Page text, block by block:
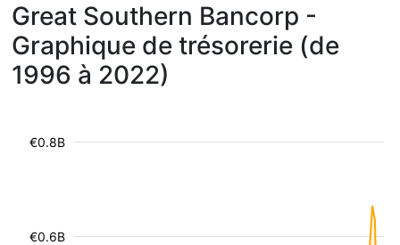
Great Southern Bancorp -
Graphique de trésorerie (de
1996 à 2022)
€0.6B
€0.8B